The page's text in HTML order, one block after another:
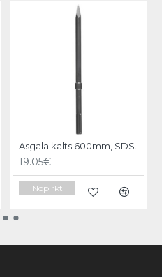
Asgala kalts 600mm, SDS-MAX KWB
19.05€
Nopirkt